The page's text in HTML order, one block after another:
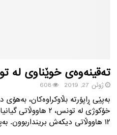
ته‌قینه‌وه‌ی خوێناوی له‌
ژوئن 27, 2019 608
به‌پێی ڕاپۆرته بڵاوكراوه‌كان، به‌هۆی
خۆکوژی لە تونس، ٢
١٢ هاووڵاتی دیكه‌ش برینداربوون. به‌پێی......